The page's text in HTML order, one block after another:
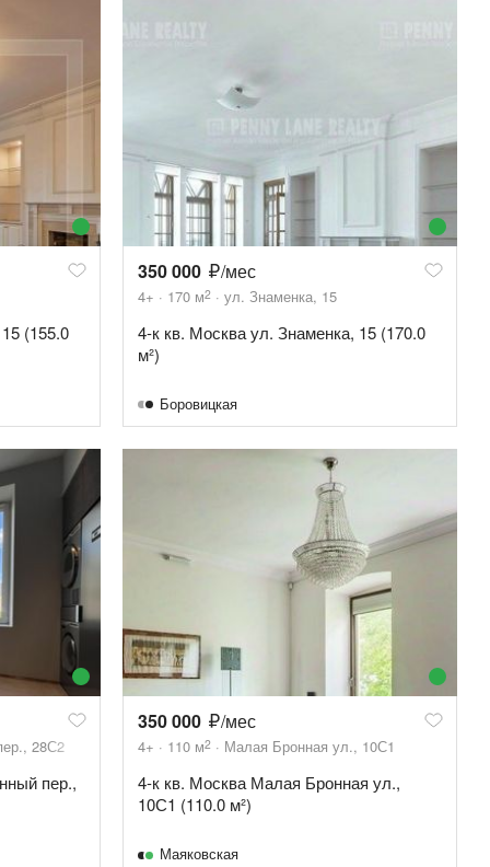
(155.0
350 000 /мес
4+ 170 м2 ул. Знаменка, 15
4-к кв. Москва ул. Знаменка, 15 (170.0
м²)
Боровицкая
28С2
пер.,
350 000 /мес
4+ 110 м2 Малая Бронная ул., 10С1
4-к кв. Москва Малая Бронная ул.,
10С1 (110.0 м²)
Маяковская